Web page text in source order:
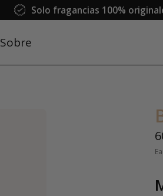
Solo fragancias 100%
Sobre